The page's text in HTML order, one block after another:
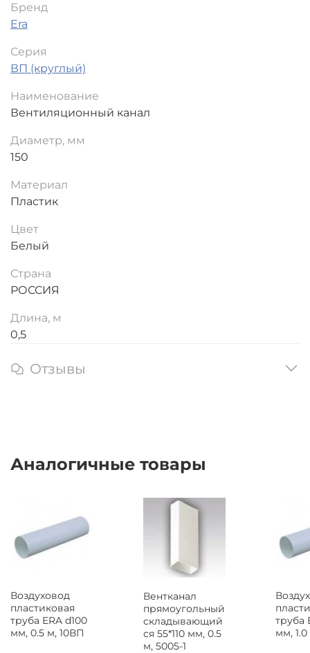
Бренд
Era
Серия
ВП (круглый)
Наименование
Вентиляционный канал
Диаметр, мм
150
Материал
Пластик
Цвет
Белый
Страна
РОССИЯ
Длина, м
0,5
Отзывы
Аналогичные товары
Воздуховод
пластиковая
труба ERA d100
мм, 0.5 м, 10ВП
Вентканал
прямоугольный
складывающий
ся 55*110 мм, 0.5
м, 5005-1
труба
мм,